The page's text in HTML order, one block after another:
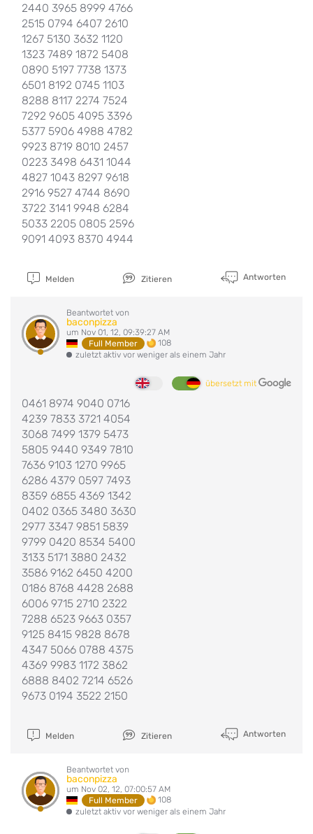
2440 3965 8999 4766
2515 0794 6407 2610
1267 5130 3632 1120
1323 7489 1872 5408
0890 5197 7738 1373
6501 8192 0745 1103
8288 8117 2274 7524
7292 9605 4095 3396
5377 5906 4988 4782
9923 8719 8010 2457
0223 3498 6431 1044
4827 1043 8297 9618
2916 9527 4744 8690
3722 3141 9948 6284
5033 2205 0805 2596
9091 4093 8370 4944
Melden Zitieren Antworten
Beantwortet von
baconpizza
um Nov 01, 12, 09:39:27 AM
Full Member
108
zuletzt aktiv vor weniger als einem Jahr
übersetzt mit
0461 8974 9040 0716
4239 7833 3721 4054
3068 7499 1379 5473
5805 9440 9349 7810
7636 9103 1270 9965
6286 4379 0597 7493
8359 6855 4369 1342
0402 0365 3480 3630
2977 3347 9851 5839
9799 0420 8534 5400
3133 5171 3880 2432
3586 9162 6450 4200
0186 8768 4428 2688
6006 9715 2710 2322
7288 6523 9663 0357
9125 8415 9828 8678
4347 5066 0788 4375
4369 9983 1172 3862
6888 8402 7214 6526
9673 0194 3522 2150
Melden Zitieren Antworten
Beantwortet von
baconpizza
um Nov 02, 12, 07:00:57 AM
Full Member
108
zuletzt aktiv vor weniger als einem Jahr